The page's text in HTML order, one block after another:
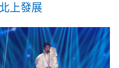
上發展